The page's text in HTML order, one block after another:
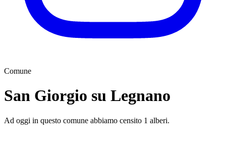
Comune
San Giorgio su Legnano
Ad oggi in questo comune abbiamo censito 1 alberi.